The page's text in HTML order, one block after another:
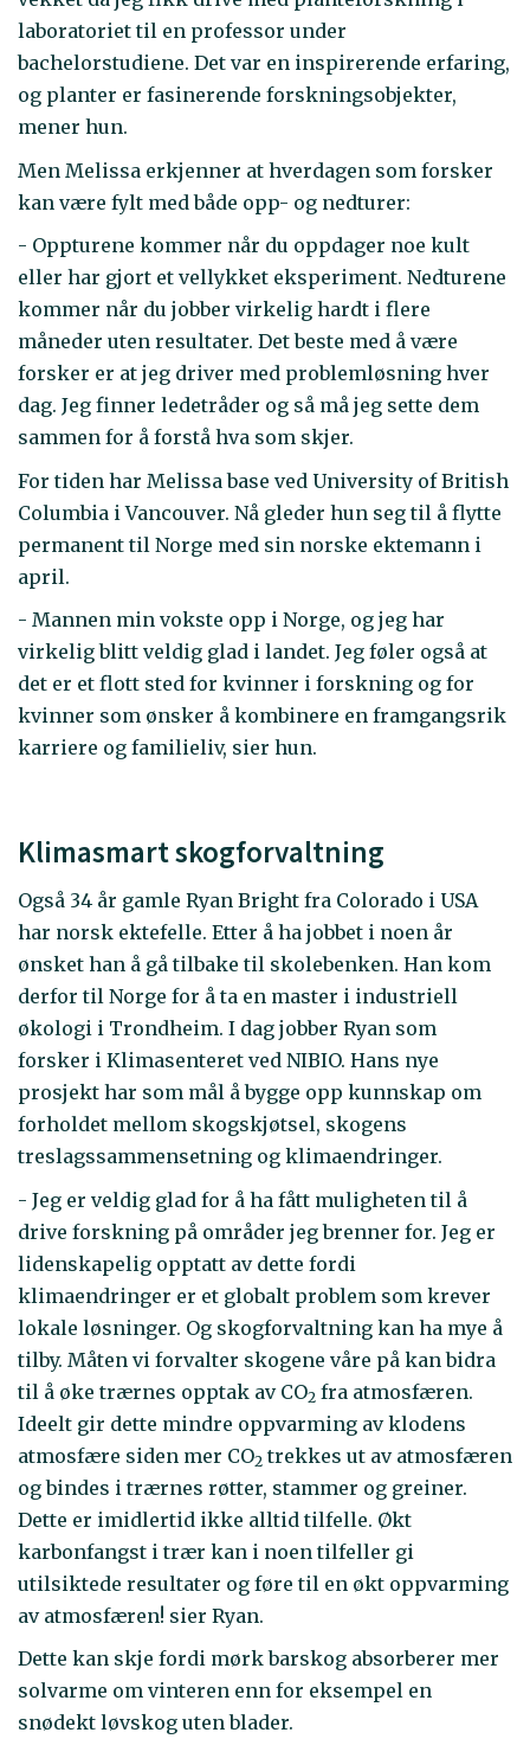
laboratoriet til en professor under
bachelorstudiene. Det var en inspirerende erfaring,
og planter er fasinerende forskningsobjekter,
mener hun.
Men Melissa erkjenner at hverdagen som forsker
kan være fylt med både opp- og nedturer:
- Oppturene kommer når du oppdager noe kult
eller har gjort et vellykket eksperiment. Nedturene
kommer når du jobber virkelig hardt i flere
måneder uten resultater. Det beste med å være
forsker er at jeg driver med problemløsning hver
dag. Jeg finner ledetråder og så må jeg sette dem
sammen for å forstå hva som skjer.
For tiden har Melissa base ved University of British
Columbia i Vancouver. Nå gleder hun seg til å flytte
permanent til Norge med sin norske ektemann i
april.
- Mannen min vokste opp i Norge, og jeg har
virkelig blitt veldig glad i landet. Jeg føler også at
det er et flott sted for kvinner i forskning og for
kvinner som ønsker å kombinere en framgangsrik
karriere og familieliv, sier hun.
Klimasmart skogforvaltning
Også 34 år gamle Ryan Bright fra Colorado i USA
har norsk ektefelle. Etter å ha jobbet i noen år
ønsket han å gå tilbake til skolebenken. Han kom
derfor til Norge for å ta en master i industriell
økologi i Trondheim. I dag jobber Ryan som
forsker i Klimasenteret ved NIBIO. Hans nye
prosjekt har som mål å bygge opp kunnskap om
forholdet mellom skogskjøtsel, skogens
treslagssammensetning og klimaendringer.
- Jeg er veldig glad for å ha fått muligheten til å
drive forskning på områder jeg brenner for. Jeg er
lidenskapelig opptatt av dette fordi
klimaendringer er et globalt problem som krever
lokale løsninger. Og skogforvaltning kan ha mye å
tilby. Måten vi forvalter skogene våre på kan bidra
til å øke trærnes opptak av CO2 fra atmosfæren.
Ideelt gir dette mindre oppvarming av klodens
atmosfære siden mer CO2 trekkes ut av atmosfæren
og bindes i trærnes røtter, stammer og greiner.
Dette er imidlertid ikke alltid tilfelle. Økt
karbonfangst i trær kan i noen tilfeller gi
utilsiktede resultater og føre til en økt oppvarming
av atmosfæren! sier Ryan.
Dette kan skje fordi mørk barskog absorberer mer
solvarme om vinteren enn for eksempel en
snødekt løvskog uten blader.